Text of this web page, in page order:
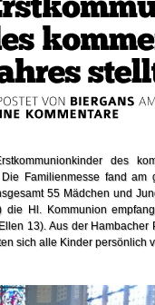
des
Familienmesse fand am
55 Mädchen und
Hl. Kommunion
13). Aus der
sich alle Kinder persönlich